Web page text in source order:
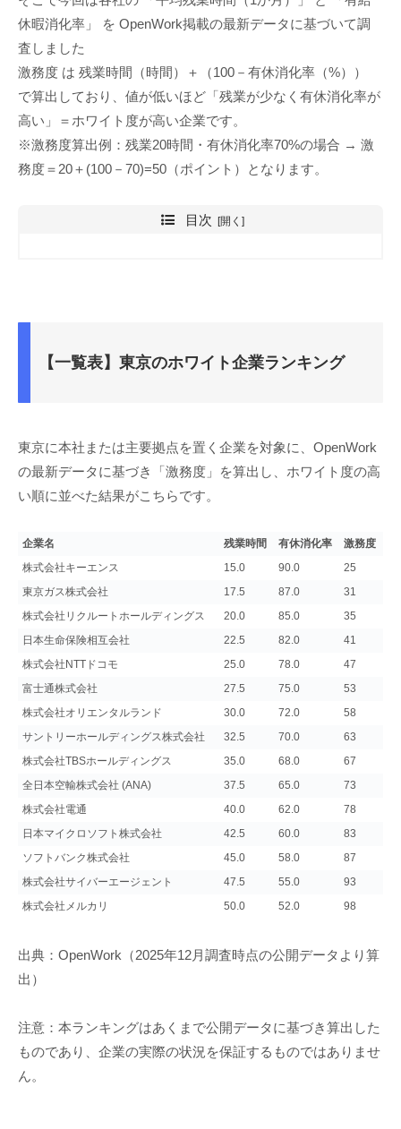
休暇消化率」 を OpenWork掲載の最新データに基づいて調
査しました
激務度 は 残業時間（時間）＋（100－有休消化率（%））
で算出しており、値が低いほど「残業が少なく有休消化率が
高い」＝ホワイト度が高い企業です。
※激務度算出例：残業20時間・有休消化率70%の場合 → 激
務度＝20＋(100－70)=50（ポイント）となります。
目次
【一覧表】東京のホワイト企業ランキング
東京に本社または主要拠点を置く企業を対象に、OpenWork
の最新データに基づき「激務度」を算出し、ホワイト度の高
い順に並べた結果がこちらです。
企業名 残業時間 有休消化率
激務度
株式会社キーエンス
15.0 90.0
25
東京ガス株式会社
17.5 87.0
31
株式会社リクルートホールディングス
20.0 85.0
35
日本生命保険相互会社
22.5 82.0
41
株式会社NTTドコモ
25.0 78.0
47
富士通株式会社
27.5 75.0
53
株式会社オリエンタルランド
30.0 72.0
58
サントリーホールディングス株式会社
32.5 70.0
63
株式会社TBSホールディングス
35.0 68.0
67
全日本空輸株式会社 (ANA)
37.5 65.0
73
株式会社電通
40.0 62.0
78
日本マイクロソフト株式会社
42.5 60.0
83
ソフトバンク株式会社
45.0 58.0
87
株式会社サイバーエージェント
47.5 55.0
93
株式会社メルカリ
50.0 52.0 98
出典：OpenWork（2025年12月調査時点の公開データより算
出）
注意：本ランキングはあくまで公開データに基づき算出した
ものであり、企業の実際の状況を保証するものではありませ
ん。